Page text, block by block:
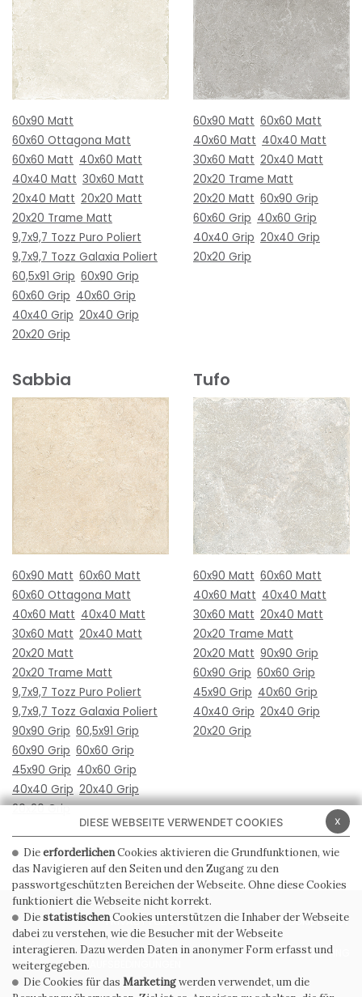
60x90 Matt
60x60 Ottagona Matt
60x60 Matt 40x60 Matt
40x40 Matt 30x60 Matt
20x40 Matt 20x20 Matt
20x20 Trame Matt
9,7x9,7 Tozz Puro Poliert
9,7x9,7 Tozz Galaxia Poliert
60,5x91 Grip 60x90 Grip
60x60 Grip 40x60 Grip
40x40 Grip 20x40 Grip
20x20 Grip
60x90 Matt 60x60 Matt
40x60 Matt 40x40 Matt
30x60 Matt 20x40 Matt
20x20 Trame Matt
20x20 Matt 60x90 Grip
60x60 Grip 40x60 Grip
40x40 Grip 20x40 Grip
20x20 Grip
Sabbia
60x90 Matt 60x60 Matt
60x60 Ottagona Matt
40x60 Matt 40x40 Matt
30x60 Matt 20x40 Matt
20x20 Matt
20x20 Trame Matt
9,7x9,7 Tozz Puro Poliert
9,7x9,7 Tozz Galaxia Poliert
90x90 Grip 60,5x91 Grip
60x90 Grip 60x60 Grip
45x90 Grip 40x60 Grip
40x40 Grip 20x40 Grip
20x20 Grip
Tufo
60x90 Matt 60x60 Matt
40x60 Matt 40x40 Matt
30x60 Matt 20x40 Matt
20x20 Trame Matt
20x20 Matt 90x90 Grip
60x90 Grip 60x60 Grip
45x90 Grip 40x60 Grip
40x40 Grip 20x40 Grip
20x20 Grip
PRIVACY POLICY COOKIE POLICY
ALLGEMEINE
VERKAUFSBEDINGUNGEN
WHISTLEBLOWING
x
DIESE WEBSEITE VERWENDET COOKIES
DieerforderlichenCookies aktivieren die Grundfunktionen, wie
das Navigieren auf den Seiten und den Zugang zu den
passwortgeschützten Bereichen der Webseite. Ohne diese Cookies
funktioniert die Webseite nicht korrekt.
DiestatistischenCookies unterstützen die Inhaber der Webseite
dabei zu verstehen, wie die Besucher mit der Webseite
interagieren. Dazu werden Daten in anonymer Form erfasst und
weitergegeben.
Die Cookies für das Marketingwerden verwendet, um die